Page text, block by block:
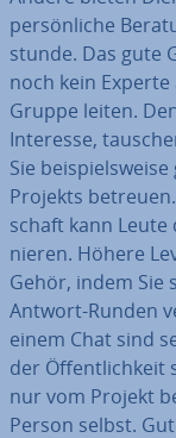
per­sön­li­che
stun­de. Das gute
noch kein
Gruppe leiten.
Interesse,
Sie
Projekts
schaft kann
nie­ren. Höhere
Gehör, indem Sie
Antwort-Runden
einem Chat sind
der Öf­fent­lich­keit
nur vom Projekt
Person selbst.